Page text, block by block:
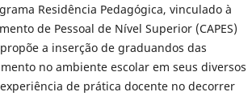
Residência Pedagógica, vinculado à
de Pessoal de Nível Superior (CAPES)
a inserção de graduandos das
no ambiente escolar em seus diversos
de prática docente no decorrer